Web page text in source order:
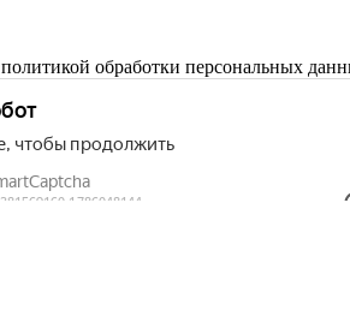
политикой обработки персональных